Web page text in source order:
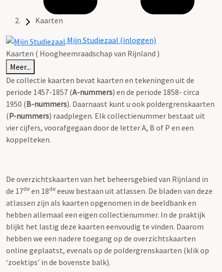
Kaarten
Mijn Studiezaal (inloggen)
Kaarten ( Hoogheemraadschap van Rijnland )
Meer...
De collectie kaarten bevat kaarten en tekeningen uit de
periode 1457-1857 (A-nummers) en de periode 1858- circa
1950 (B-nummers). Daarnaast kunt u ook poldergrenskaarten
(P-nummers) raadplegen. Elk collectienummer bestaat uit
vier cijfers, voorafgegaan door de letter A, B of P en een
koppelteken.
De overzichtskaarten van het beheersgebied van Rijnland in
de 17de en 18de eeuw bestaan uit atlassen. De bladen van deze
atlassen zijn als kaarten opgenomen in de beeldbank en
hebben allemaal een eigen collectienummer. In de praktijk
blijkt het lastig deze kaarten eenvoudig te vinden. Daarom
hebben we een nadere toegang op de overzichtskaarten
online geplaatst, evenals op de poldergrenskaarten (klik op
‘zoektips’ in de bovenste balk).